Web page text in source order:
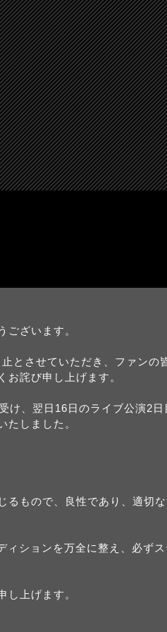
ございます。
とさせていただき、ファンの
お詫び申し上げます。
、翌⽇16⽇のライブ公演2⽇
たしました。
るもので、良性であり、適切
ションを万全に整え、必ずス
し上げます。